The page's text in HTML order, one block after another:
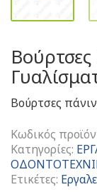
Βούρτσες
Κωδικός
Κατηγορίες:
Ετικέτες: